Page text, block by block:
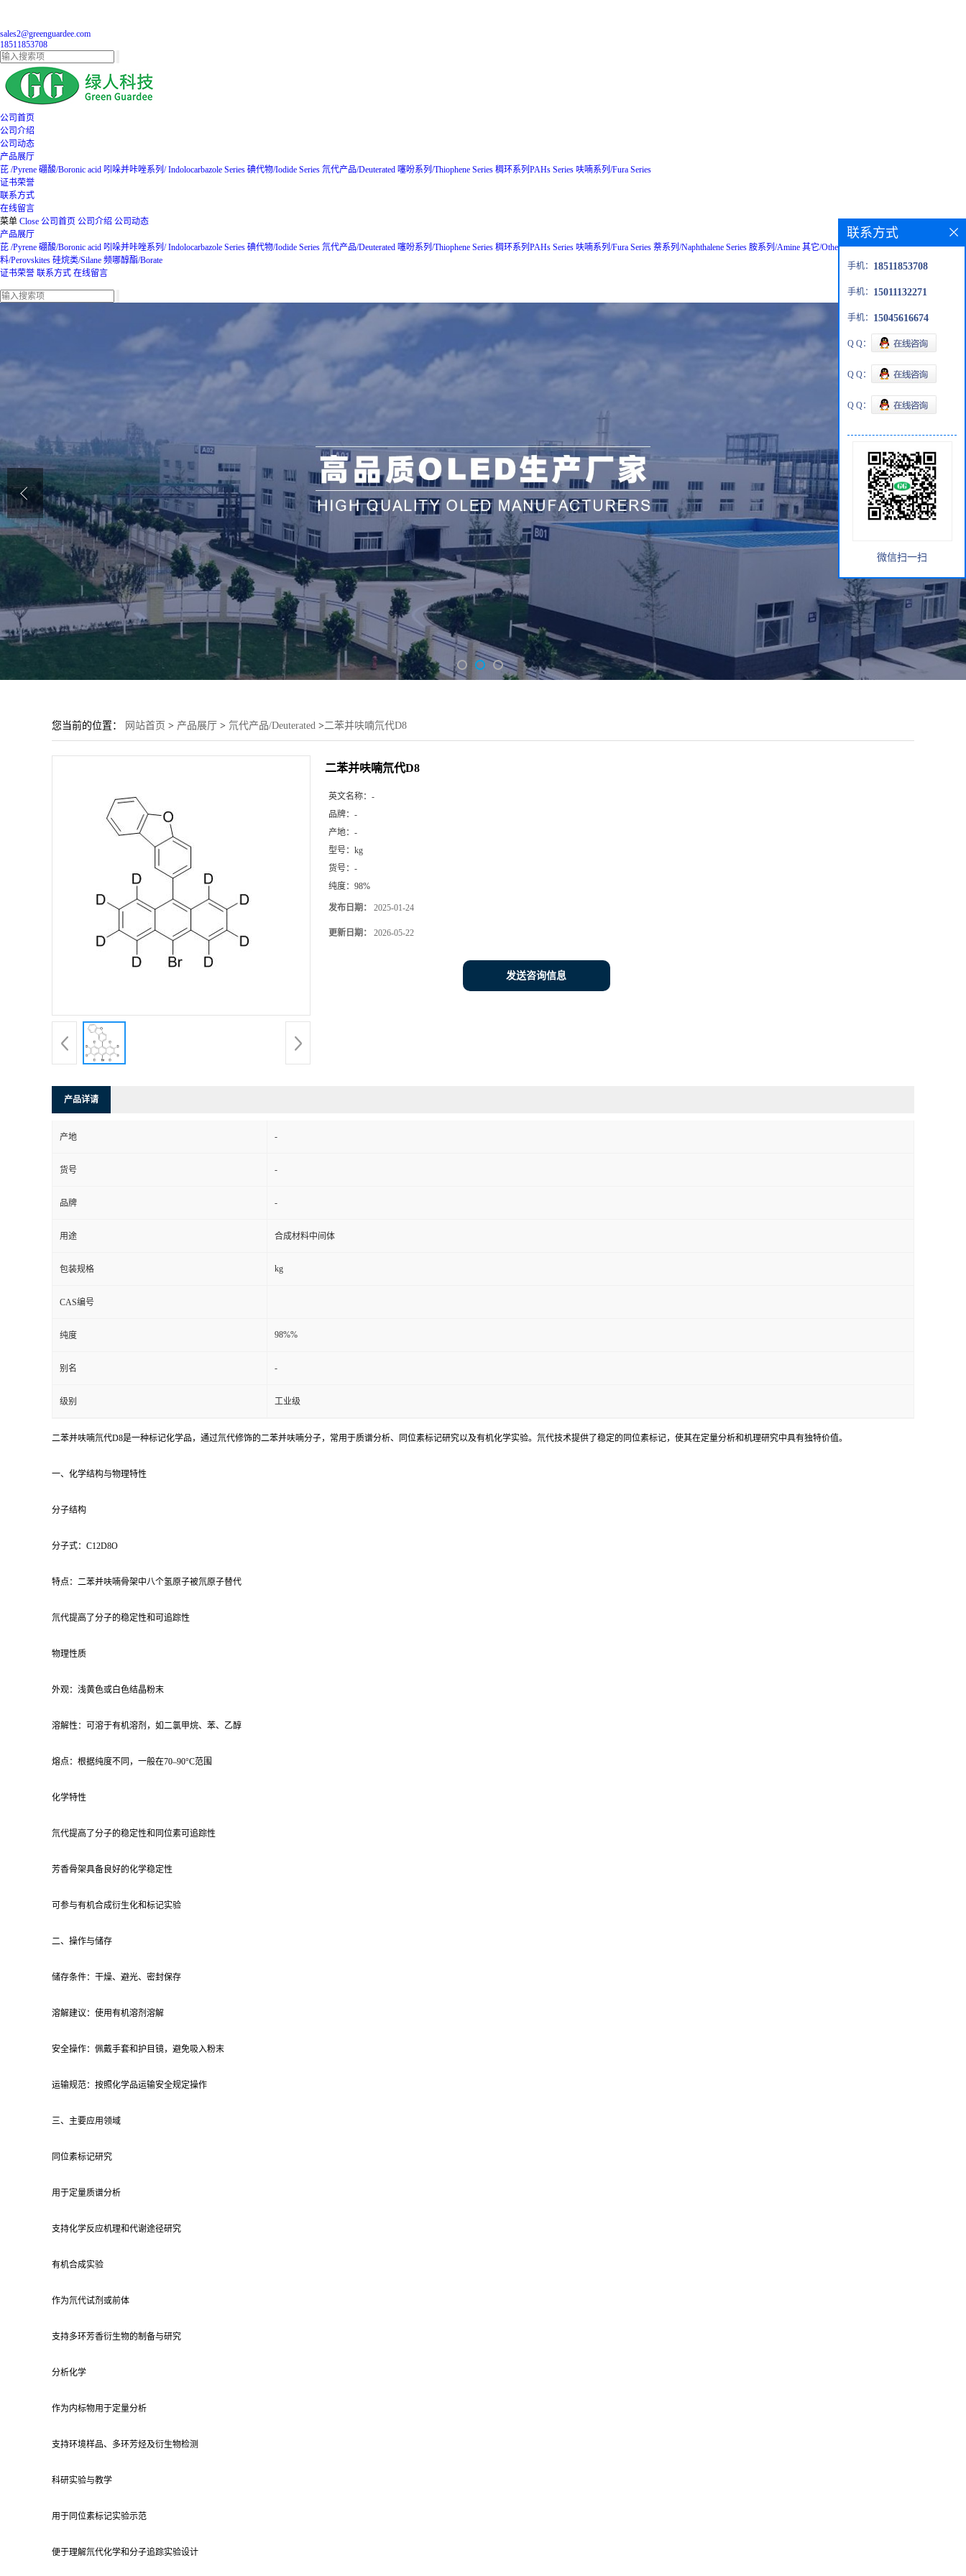
sales2@greenguardee.com
18511853708
公司首页
公司介绍
公司动态
产品展厅
芘 /Pyrene 硼酸/Boronic acid 吲哚并咔唑系列/ Indolocarbazole Series 碘代物/Iodide Series 氘代产品/Deuterated 噻吩系列/Thiophene Series 稠环系列PAHs Series 呋喃系列/Fura Series
证书荣誉
联系方式
在线留言
菜单 Close 公司首页 公司介绍 公司动态
产品展厅
芘 /Pyrene 硼酸/Boronic acid 吲哚并咔唑系列/ Indolocarbazole Series 碘代物/Iodide Series 氘代产品/Deuterated 噻吩系列/Thiophene Series 稠环系列PAHs Series 呋喃系列/Fura Series 萘系列/Naphthalene Series 胺系列/Amine 其它/Others 粗品/Crude 钙钛矿材
料/Perovskites 硅烷类/Silane 频哪醇酯/Borate
证书荣誉 联系方式 在线留言
您当前的位置： 网站首页 > 产品展厅 > 氘代产品/Deuterated >二苯并呋喃氘代D8
二苯并呋喃氘代D8
英文名称： -
品牌： -
产地： -
型号： kg
货号： -
纯度： 98%
发布日期： 2025-01-24
更新日期： 2026-05-22
发送咨询信息
产品详请
产地 -
货号 -
品牌 -
用途 合成材料中间体
包装规格 kg
CAS编号
纯度 98%%
别名 -
级别 工业级
二苯并呋喃氘代D8是一种标记化学品，通过氘代修饰的二苯并呋喃分子，常用于质谱分析、同位素标记研究以及有机化学实验。氘代技术提供了稳定的同位素标记，使其在定量分析和机理研究中具有独特价值。
一、化学结构与物理特性
分子结构
分子式：C12D8O
特点：二苯并呋喃骨架中八个氢原子被氘原子替代
氘代提高了分子的稳定性和可追踪性
物理性质
外观：浅黄色或白色结晶粉末
溶解性：可溶于有机溶剂，如二氯甲烷、苯、乙醇
熔点：根据纯度不同，一般在70–90°C范围
化学特性
氘代提高了分子的稳定性和同位素可追踪性
芳香骨架具备良好的化学稳定性
可参与有机合成衍生化和标记实验
二、操作与储存
储存条件：干燥、避光、密封保存
溶解建议：使用有机溶剂溶解
安全操作：佩戴手套和护目镜，避免吸入粉末
运输规范：按照化学品运输安全规定操作
三、主要应用领域
同位素标记研究
用于定量质谱分析
支持化学反应机理和代谢途径研究
有机合成实验
作为氘代试剂或前体
支持多环芳香衍生物的制备与研究
分析化学
作为内标物用于定量分析
支持环境样品、多环芳烃及衍生物检测
科研实验与教学
用于同位素标记实验示范
便于理解氘代化学和分子追踪实验设计
联系方式
手机： 18511853708
手机： 15011132271
手机： 15045616674
Q Q：
Q Q：
Q Q：
微信扫一扫